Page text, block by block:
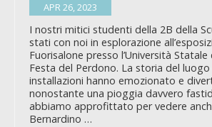
APR 26, 2023
I nostri mitici studenti della 2B della
stati con noi in esplorazione
Fuorisalone presso l’Università
Festa del Perdono. La storia del luogo
installazioni hanno emozionato e
nonostante una pioggia davvero
abbiamo approfittato per vedere
Bernardino …